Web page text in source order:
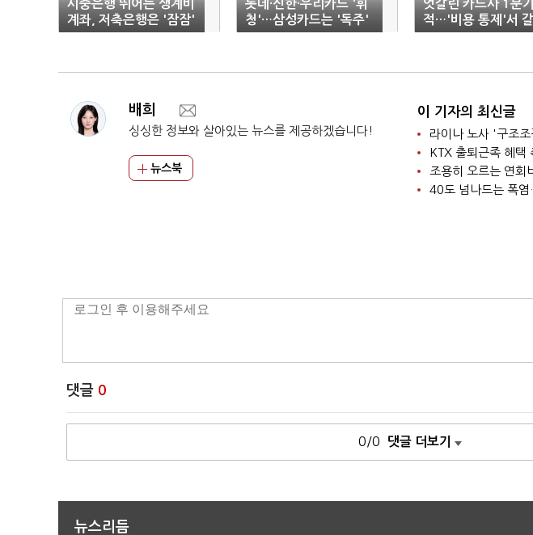
시중은행 뛰어든 생계비
계좌, 저축은행은 '잠잠'
롯데·신한·우리카드 '휘
청'…삼성카드는 '독주'
엇갈린 카드사 1분
적…'비용 통제'서
다
배희
싱싱한 정보와 살아있는 뉴스를 제공하겠습니다!
뉴스북
이 기자의 최신글
라이나 노사 '구조
KTX 출퇴근족 혜
조용히 오르는 연회
40도 넘나드는 폭
댓글 0
0/0 댓글 더보기
뉴스리듬